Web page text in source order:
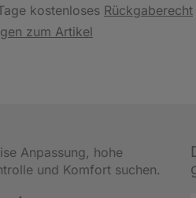
kostenloses Rückgaberecht
zum Artikel
Anpassung, hohe
und Komfort suchen.